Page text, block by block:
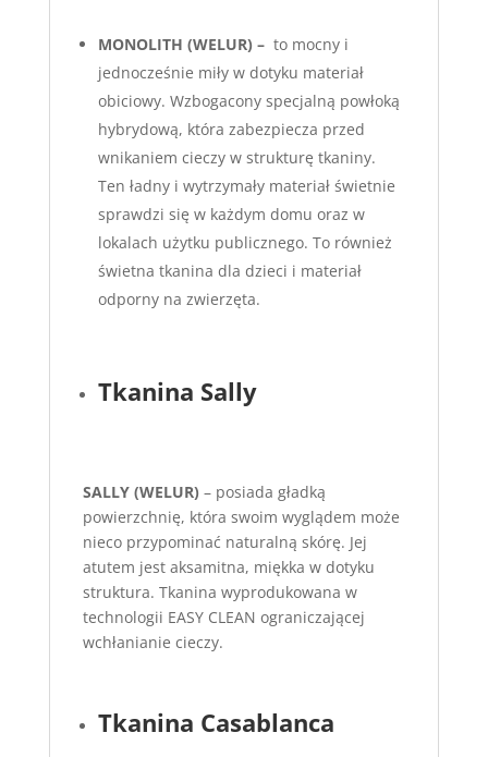
MONOLITH (WELUR) – to mocny i
jednocześnie miły w dotyku materiał
obiciowy. Wzbogacony specjalną powłoką
hybrydową, która zabezpiecza przed
wnikaniem cieczy w strukturę tkaniny.
Ten ładny i wytrzymały materiał świetnie
sprawdzi się w każdym domu oraz w
lokalach użytku publicznego. To również
świetna tkanina dla dzieci i materiał
odporny na zwierzęta.
Tkanina Sally
SALLY (WELUR) – posiada gładką
powierzchnię, która swoim wyglądem może
nieco przypominać naturalną skórę. Jej
atutem jest aksamitna, miękka w dotyku
struktura. Tkanina wyprodukowana w
technologii EASY CLEAN ograniczającej
wchłanianie cieczy.
Tkanina Casablanca